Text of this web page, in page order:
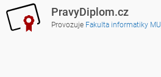
PravyDiplom.cz
Provozuje Fakulta informatiky MU